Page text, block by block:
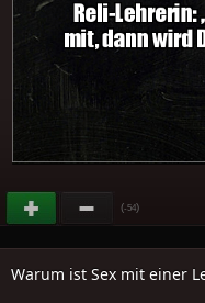
(-54)
Warum ist Sex mit einer